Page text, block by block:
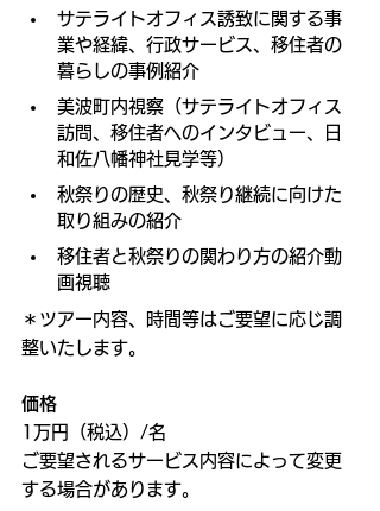
サテライトオフィス誘致に関する事
業や経緯、行政サービス、移住者の
暮らしの事例紹介
美波町内視察（サテライトオフィス
訪問、移住者へのインタビュー、日
和佐八幡神社見学等）
秋祭りの歴史、秋祭り継続に向けた
取り組みの紹介
移住者と秋祭りの関わり方の紹介動
画視聴
＊ツアー内容、時間等はご要望に応じ調
整いたします。
価格
1万円（税込）/名
ご要望されるサービス内容によって変更
する場合があります。